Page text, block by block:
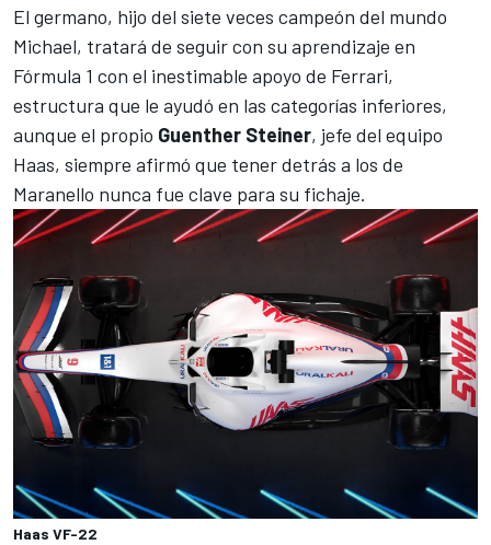
El germano, hijo del siete veces campeón del mundo
Michael, tratará de seguir con su aprendizaje en
Fórmula 1 con el inestimable apoyo de Ferrari,
estructura que le ayudó en las categorías inferiores,
aunque el propio Guenther Steiner, jefe del equipo
Haas, siempre afirmó que tener detrás a los de
Maranello nunca fue clave para su fichaje.
Haas VF-22